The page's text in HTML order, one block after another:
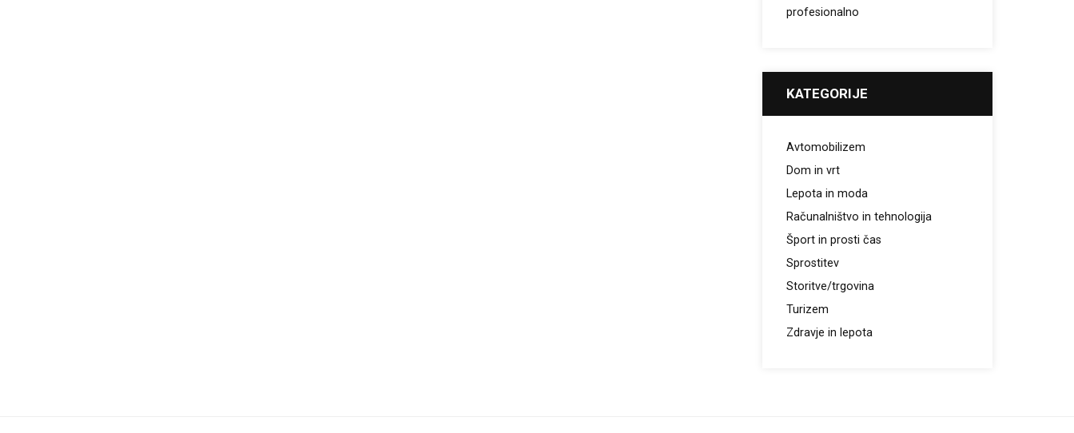
profesionalno
KATEGORIJE
Avtomobilizem
Dom in vrt
Lepota in moda
Računalništvo in tehnologija
Šport in prosti čas
Sprostitev
Storitve/trgovina
Turizem
Zdravje in lepota